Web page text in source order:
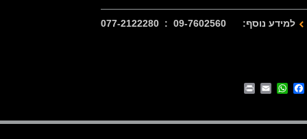
למידע נוסף: 09-7602560 : 077-2122280
Facebook
WhatsApp
Email